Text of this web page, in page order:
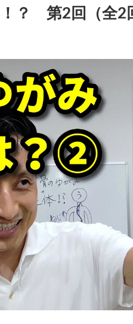
？ 第2回（全2